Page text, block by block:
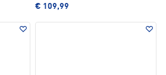
€ 109,99